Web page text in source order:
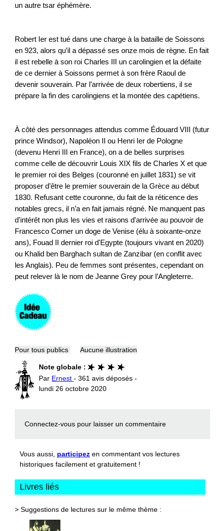
un autre tsar éphémère.
Robert Ier est tué dans une charge à la bataille de Soissons
en 923, alors qu’il a dépassé ses onze mois de règne. En fait
il est rebelle à son roi Charles III un carolingien et la défaite
de ce dernier à Soissons permet à son frère Raoul de
devenir souverain. Par l’arrivée de deux robertiens, il se
prépare la fin des carolingiens et la montée des capétiens.
À côté des personnages attendus comme Édouard VIII (futur
prince Windsor), Napoléon II ou Henri Ier de Pologne
(devenu Henri III en France), on a de belles surprises
comme celle de découvrir Louis XIX fils de Charles X et que
le premier roi des Belges (couronné en juillet 1831) se vit
proposer d’être le premier souverain de la Grèce au début
1830. Refusant cette couronne, du fait de la réticence des
notables grecs, il n’a en fait jamais régné. Ne manquent pas
d'intérêt non plus les vies et raisons d'arrivée au pouvoir de
Francesco Corner un doge de Venise (élu à soixante-onze
ans), Fouad II dernier roi d'Egypte (toujours vivant en 2020)
ou Khalid ben Barghach sultan de Zanzibar (en conflit avec
les Anglais). Peu de femmes sont présentes, cependant on
peut relever là le nom de Jeanne Grey pour l’Angleterre.
Pour tous publics Aucune illustration
Note globale :
Par Ernest- 361 avis déposés -
lundi 26 octobre 2020
Connectez-vous pour laisser un commentaire
Vous aussi, participez en commentant vos lectures
historiques facilement et gratuitement !
Livres liés
> Suggestions de lectures sur le même thème :